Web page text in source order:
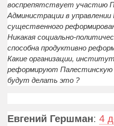
воспрепятствует участию
Администрации в управлении
существенного
Никакая социально-
способна продуктивно
Какие организации,
реформируют Палестинскую
будут делать это ?
Евгений Гершман: 4